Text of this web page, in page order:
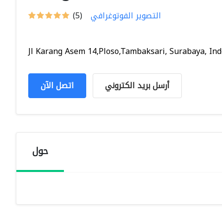
(5) التصوير الفوتوغرافي
Jl Karang Asem 14,Ploso,Tambaksari, Surabaya,
اتصل الآن أرسل بريد الكتروني
حول